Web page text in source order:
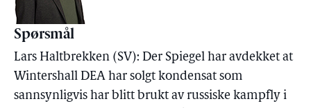
Spørsmål
Lars Haltbrekken (SV): Der Spiegel har avdekket at
Wintershall DEA har solgt kondensat som
sannsynligvis har blitt brukt av russiske kampfly i